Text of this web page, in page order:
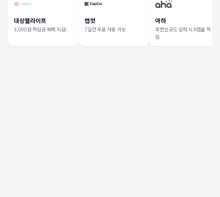
대상웰라이프
3,000원 적립금 혜택 지급!
캡컷
7일간 무료 사용 가능
아하
추천인코드 입력 시 6캡슐 적
립